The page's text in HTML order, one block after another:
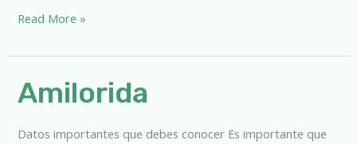
Read More »
Amilorida
Datos importantes que debes conocer Es importante que
Amilorida